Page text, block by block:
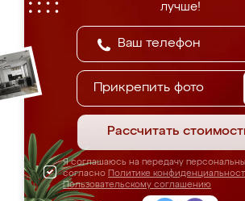
лучше!
Прикрепить фото
Рассчитать
Я соглашаюсь на передачу
согласно Политике
Пользовательскому соглашению